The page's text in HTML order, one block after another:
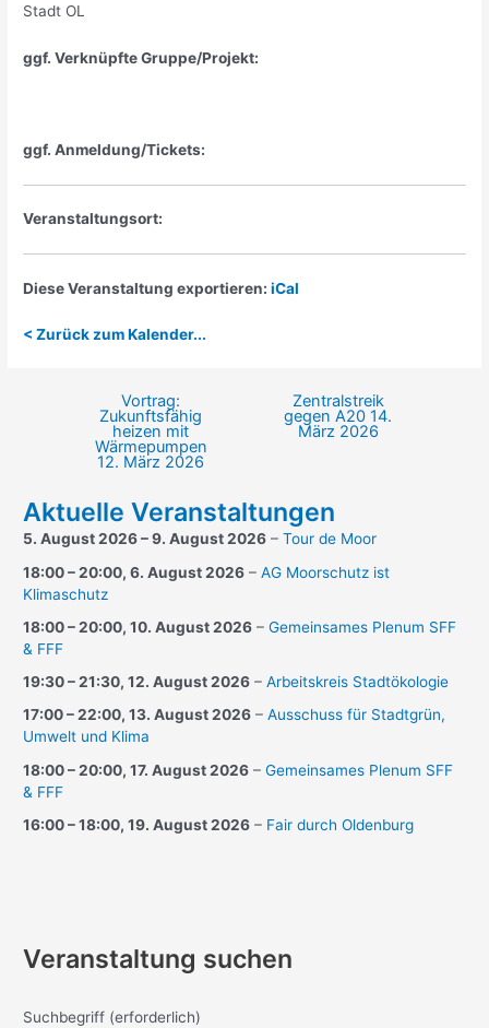
Stadt OL
ggf. Verknüpfte Gruppe/Projekt:
ggf. Anmeldung/Tickets:
Veranstaltungsort:
Diese Veranstaltung exportieren:iCal
< Zurück zum Kalender...
Beitragsnavigation
Vortrag:
Zukunftsfähig
heizen mit
Wärmepumpen
12. März 2026
Zentralstreik
gegen A2014.
März 2026
Aktuelle Veranstaltungen
5. August 2026–9. August 2026 –Tour de Moor
18:00–20:00,6. August 2026 –AG Moorschutz ist
Klimaschutz
18:00–20:00,10. August 2026 –Gemeinsames Plenum SFF
& FFF
19:30–21:30,12. August 2026 –Arbeitskreis Stadtökologie
17:00–22:00,13. August 2026 –Ausschuss für Stadtgrün,
Umwelt und Klima
18:00–20:00,17. August 2026 –Gemeinsames Plenum SFF
& FFF
16:00–18:00,19. August 2026 – Fair durch Oldenburg
Veranstaltung suchen
Suchbegriff (erforderlich)